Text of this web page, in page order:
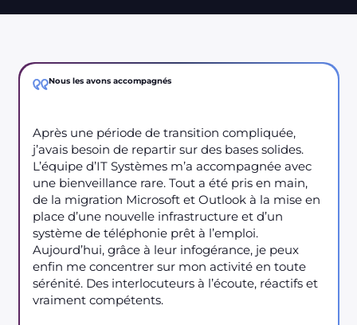
Nous les avons accompagnés
Après une période de transition compliquée,
j’avais besoin de repartir sur des bases solides.
L’équipe d’IT Systèmes m’a accompagnée avec
une bienveillance rare. Tout a été pris en main,
de la migration Microsoft et Outlook à la mise en
place d’une nouvelle infrastructure et d’un
système de téléphonie prêt à l’emploi.
Aujourd’hui, grâce à leur infogérance, je peux
enfin me concentrer sur mon activité en toute
sérénité. Des interlocuteurs à l’écoute, réactifs et
vraiment compétents.